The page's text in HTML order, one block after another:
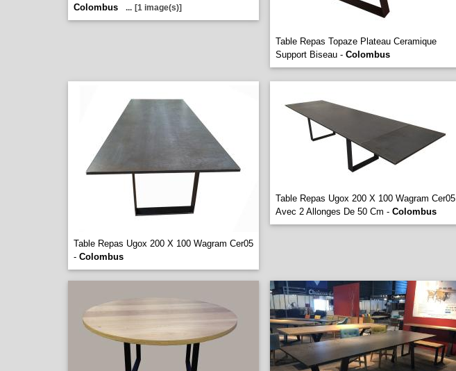
Colombus
... [1 image(s)]
Table Repas Topaze Plateau Ceramique
Support Biseau - Colombus
Table Repas Ugox 200 X 100 Wagram Cer05
- Colombus
Table Repas Ugox 200 X 100 Wagram Cer05
Avec 2 Allonges De 50 Cm - Colombus